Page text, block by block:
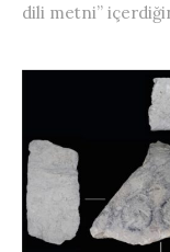
dili metni”